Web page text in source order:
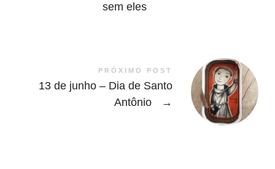
sem eles
PRÓXIMO POST
13 de junho – Dia de Santo
Antônio
→